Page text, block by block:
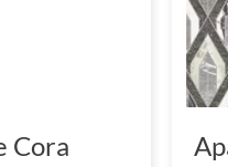
Cora